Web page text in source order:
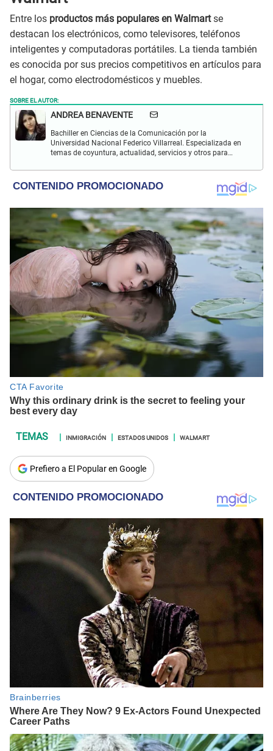
Entre los productos más populares en Walmartse
destacan los electrónicos, como televisores, teléfonos
inteligentes y computadoras portátiles. La tienda también
es conocida por sus precios competitivos en artículos para
el hogar, como electrodomésticos y muebles.
SOBRE EL AUTOR:
ANDREA BENAVENTE
Bachiller en Ciencias de la Comunicación por la
Universidad Nacional Federico Villarreal. Especializada en
temas de coyuntura, actualidad, servicios y otros para
INMIGRACIÓN ESTADOS UNIDOS WALMART
Prefiero a El Popular en Google